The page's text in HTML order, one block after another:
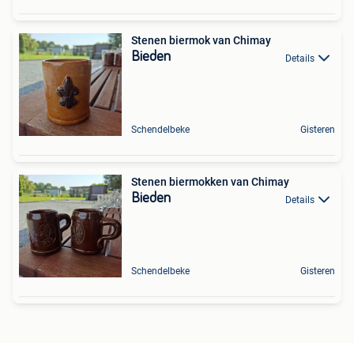
Stenen biermok van Chimay
Bieden Details
Schendelbeke Gisteren
Stenen biermokken van Chimay
Bieden Details
Schendelbeke Gisteren